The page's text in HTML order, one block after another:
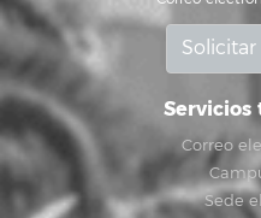
Correo
Sede